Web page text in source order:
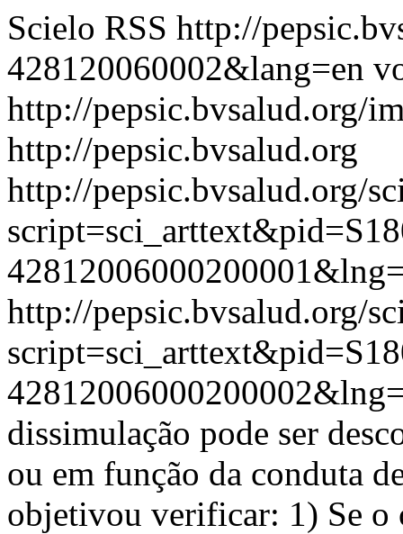
Scielo RSS http://
428120060002&lang=en
http://pepsic.bvsalud.org/
http://pepsic.bvsalud.org
http://pepsic.bvsalud.org/
http://pepsic.bvsalud.org/
dissimulação pode ser
ou em função da conduta
objetivou verificar: 1) Se o